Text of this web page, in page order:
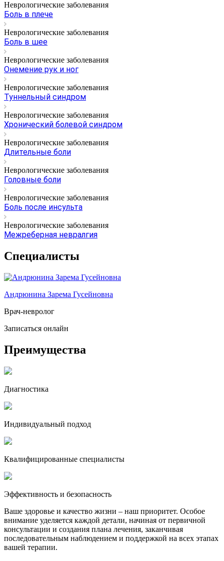
Неврологические заболевания
Боль в плече
Неврологические заболевания
Боль в шее
Неврологические заболевания
Онемение рук и ног
Неврологические заболевания
Туннельный синдром
Неврологические заболевания
Хронический болевой синдром
Неврологические заболевания
Длительные боли
Неврологические заболевания
Головные боли
Неврологические заболевания
Боль после инсульта
Неврологические заболевания
Межреберная невралгия
Специалисты
Андрюнина Зарема Гусейновна
Врач-невролог
Записаться онлайн
Преимущества
Диагностика
Индивидуальный подход
Квалифицированные специалисты
Эффективность и безопасность
Ваше здоровье и качество жизни – наш приоритет. Особое
внимание уделяется каждой детали, начиная от первичной
консультации и создания плана лечения, заканчивая
последовательным наблюдением и поддержкой на всех этапах
вашей терапии.